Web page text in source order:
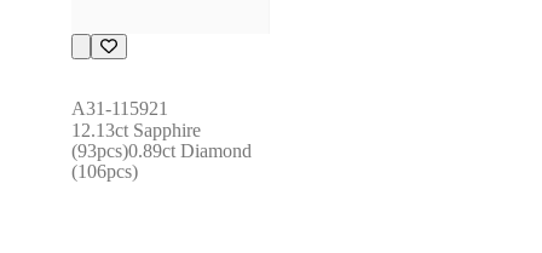
A31-115921
12.13ct Sapphire
(93pcs)0.89ct Diamond
(106pcs)